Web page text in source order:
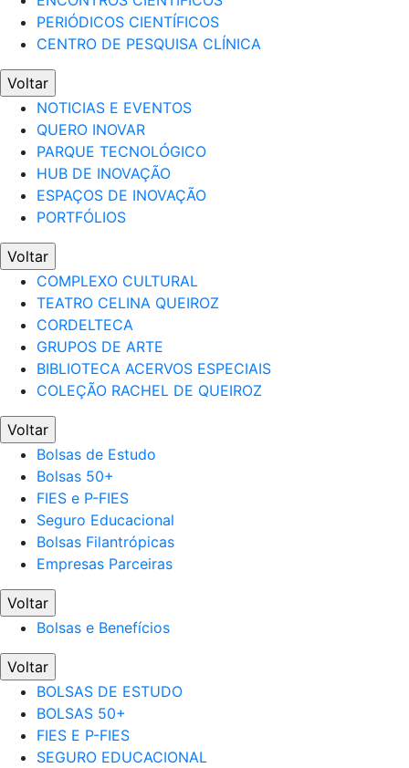
PERIÓDICOS CIENTÍFICOS
CENTRO DE PESQUISA CLÍNICA
Voltar
NOTICIAS E EVENTOS
QUERO INOVAR
PARQUE TECNOLÓGICO
HUB DE INOVAÇÃO
ESPAÇOS DE INOVAÇÃO
PORTFÓLIOS
Voltar
COMPLEXO CULTURAL
TEATRO CELINA QUEIROZ
CORDELTECA
GRUPOS DE ARTE
BIBLIOTECA ACERVOS ESPECIAIS
COLEÇÃO RACHEL DE QUEIROZ
Voltar
Bolsas de Estudo
Bolsas 50+
FIES e P-FIES
Seguro Educacional
Bolsas Filantrópicas
Empresas Parceiras
Voltar
Bolsas e Benefícios
Voltar
BOLSAS DE ESTUDO
BOLSAS 50+
FIES E P-FIES
SEGURO EDUCACIONAL